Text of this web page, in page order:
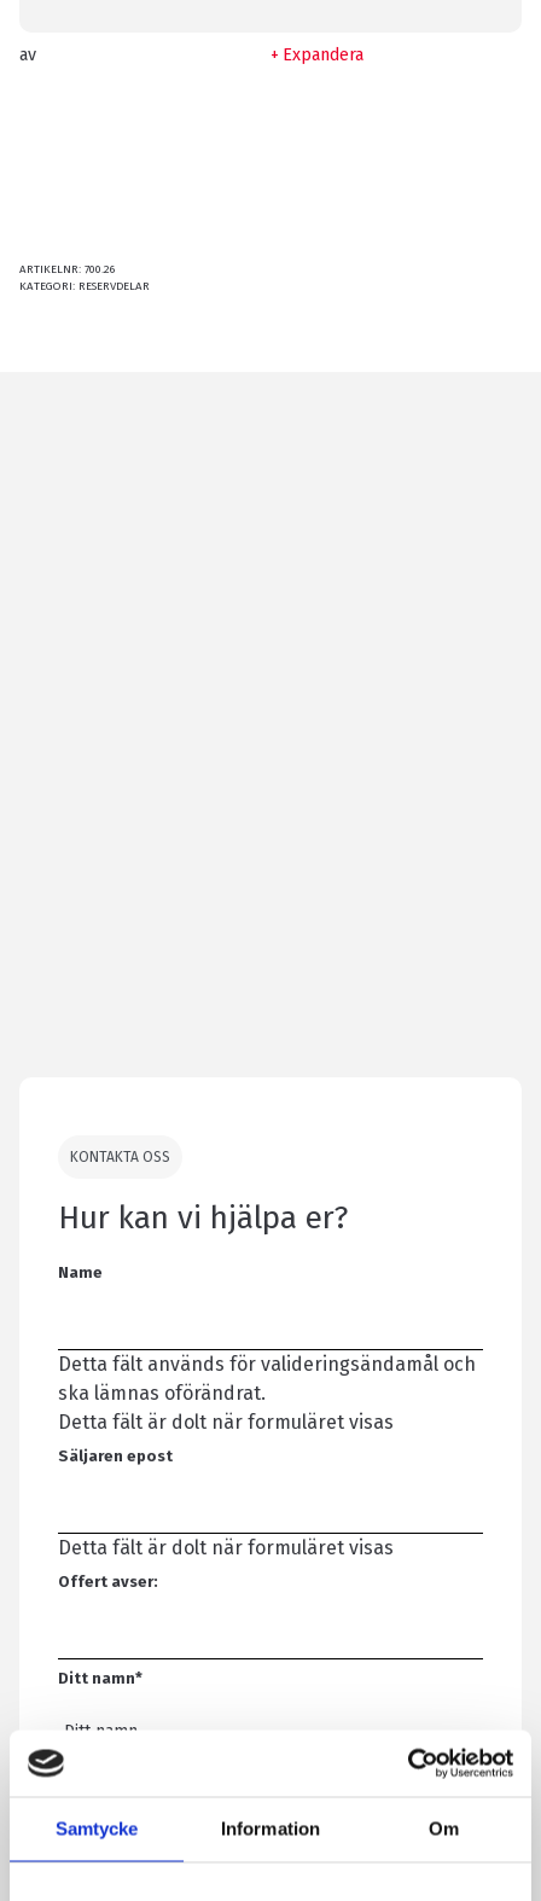
Samtycke Information Om
av Expandera
ARTIKELNR: 700.26
KATEGORI: RESERVDELAR
KONTAKTA OSS
Hur kan vi hjälpa er?
Name
Detta fält används för valideringsändamål och
ska lämnas oförändrat.
Detta fält är dolt när formuläret visas
Säljaren epost
Detta fält är dolt när formuläret visas
Offert avser:
Ditt namn*
E-post